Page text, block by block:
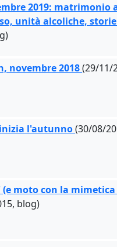
2019: matrimonio
unità alcoliche,
novembre 2018(29/11/
l'autunno(30/08/
moto con la
blog)